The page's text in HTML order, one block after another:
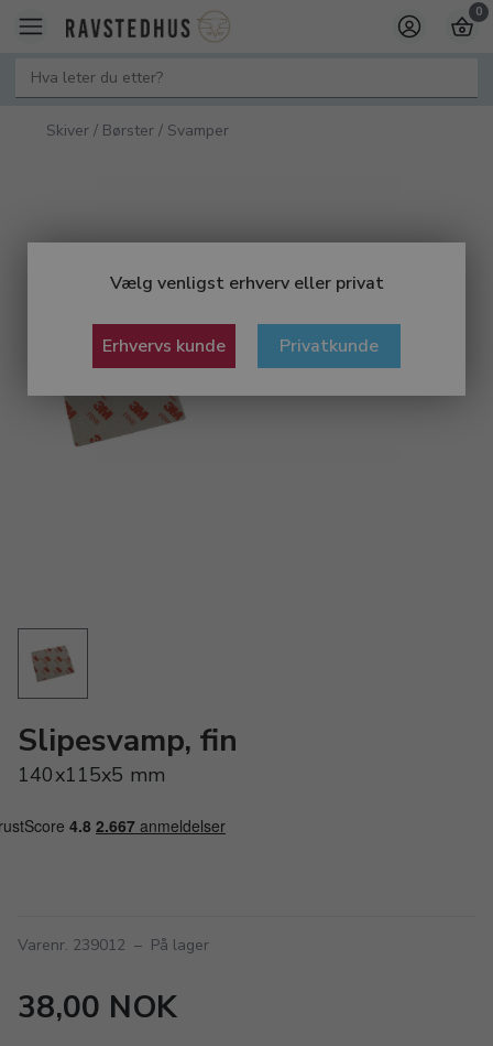
Vælg venligst erhverv eller privat
Erhvervs kunde Privatkunde
0
Skiver / Børster / Svamper
Slipesvamp, fin
140x115x5 mm
Varenr. 239012 – På lager
38,00 NOK